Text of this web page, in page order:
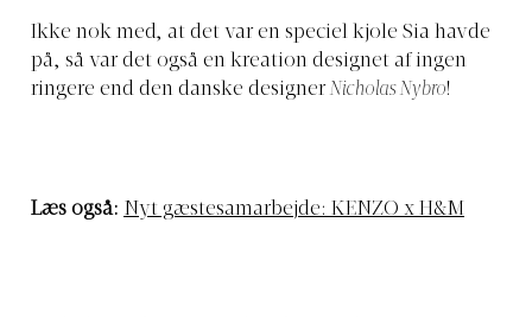
Ikke nok med, at det var en speciel kjole Sia havde
på, så var det også en kreation designet af ingen
ringere end den danske designer Nicholas Nybro!
Læs også: Nyt gæstesamarbejde: KENZO x H&M